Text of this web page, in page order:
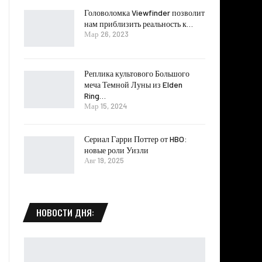
Головоломка Viewfinder позволит
нам приблизить реальность к…
Мар 26, 2023
Реплика культового Большого
меча Темной Луны из Elden
Ring…
Мар 15, 2024
Сериал Гарри Поттер от HBO:
новые роли Уизли
Авг 19, 2025
НОВОСТИ ДНЯ: